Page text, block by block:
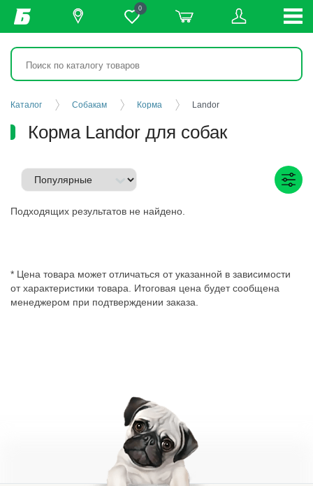
0
Каталог Собакам Корма Landor
Корма Landor для собак
Подходящих результатов не найдено.
* Цена товара может отличаться от указанной в зависимости
от характеристики товара. Итоговая цена будет сообщена
менеджером при подтверждении заказа.